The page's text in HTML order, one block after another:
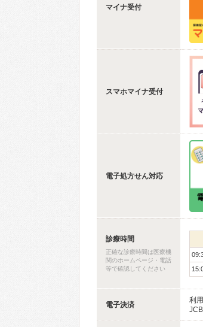
マイナ受付
スマホマイナ受付
電子処方せん対応
診療時間
正確な診療時間は医療機
関のホームページ・電話
等で確認してください
電子決済
利